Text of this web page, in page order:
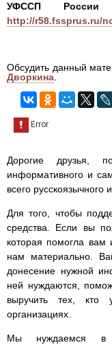
УФССП России
http://r58.fssprus.ru/
Обсудить данный
Дворкина
Дорогие друзья,
информативного и
всего русскоязычного
Для того, чтобы
средства. Если вы
которая помогла вам
нам материально.
донесение нужной
ней нуждаются,
выручить тех, кто
организациях.
Мы нуждаемся в